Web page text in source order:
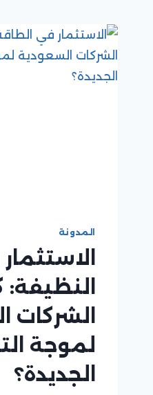
المدونة
الشركات
لموجة
الجديدة؟